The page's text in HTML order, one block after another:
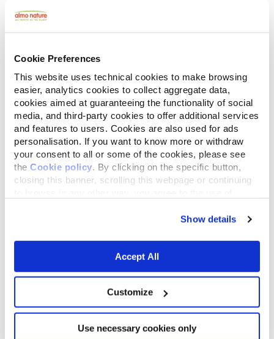
Cookie Preferences
This website uses technical cookies to make browsing
easier, analytics cookies to collect aggregate data,
cookies aimed at guaranteeing the functionality of social
media, and third-party cookies to offer additional services
and features to users. Cookies are also used for ads
personalisation. If you want to know more or withdraw
your consent to all or some of the cookies, please see
the Cookie policy. By clicking on the specific button,
closing this banner, scrolling this webpage or continuing
Show details
Accept All
Customize
Use necessary cookies only
Alternativa: Lasciare il gatto a casa della/del
cat-sitter
Un'altra opzione è lasciare il gatto a casa
della/del cat sitter. Il gatto dovrà abituarsi al
nuovo ambiente ma, in questo modo, avrà più
contatti umani. Questa è un'ottima opzione per i
gatti che non si stressano a vivere in ambienti
di organizzare alcuni appunti da lasciare a chi
se ne occuperà sulle abitudini del gatto. Se
scegli questa opzione, assicurati di portare
alcuni oggetti familiari di casa come: coperte,
cucce, giocattoli e il suo tiragraffi, questo